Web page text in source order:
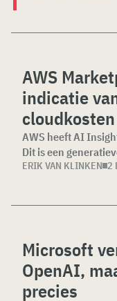
AWS
indicatie
cloudkosten
AWS heeft AI
Dit is een
ERIK VAN KLINKEN 2
Microsoft
OpenAI,
precies